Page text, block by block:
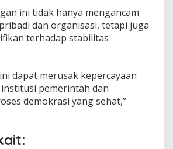
d
i
E
g
i
ini tidak hanya mengancam
dan organisasi, tetapi juga
terhadap stabilitas
dapat merusak kepercayaan
pemerintah dan
demokrasi yang sehat,”